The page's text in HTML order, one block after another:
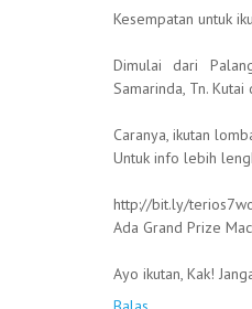
Kesempatan untuk
Dimulai dari
Samarinda, Tn.
Caranya, ikutan
Untuk info lebih
http://bit.ly/
Ada Grand Prize
Ayo ikutan, Kak!